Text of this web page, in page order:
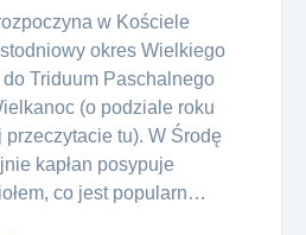
w Kościele
okres Wielkiego
Triduum Paschalnego
(o podziale roku
przeczytacie tu). W Środę
kapłan posypuje
co jest popularn…